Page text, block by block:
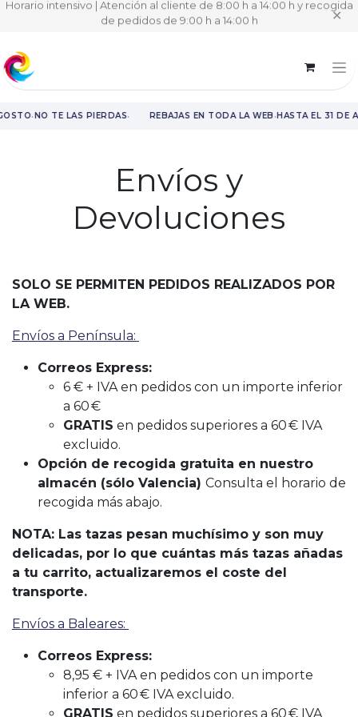
Horario intensivo | Atención al cliente de 8:00 h a 14:00 h y recogida
de pedidos de 9:00 h a 14:00 h
✕
·NO TE LAS PIERDAS· REBAJAS EN TODA LA WEB·HASTA EL 31 DE
Envíos y
Devoluciones
SOLO SE PERMITEN PEDIDOS REALIZADOS POR
LA WEB.
Envíos a Península:
Correos Express:
6 € + IVA en pedidos con un importe inferior
a 60 €
GRATIS en pedidos superiores a 60 € IVA
excluido.
Opción de recogida gratuita en nuestro
almacén (sólo Valencia) Consulta el horario de
recogida más abajo.
NOTA: Las tazas pesan muchísimo y son muy
delicadas, por lo que cuántas más tazas añadas
a tu carrito, actualizaremos el coste del
transporte.
Envíos a Baleares:
Correos Express:
8,95 € + IVA en pedidos con un importe
inferior a 60 € IVA excluido.
GRATIS en pedidos superiores a 60 € IVA